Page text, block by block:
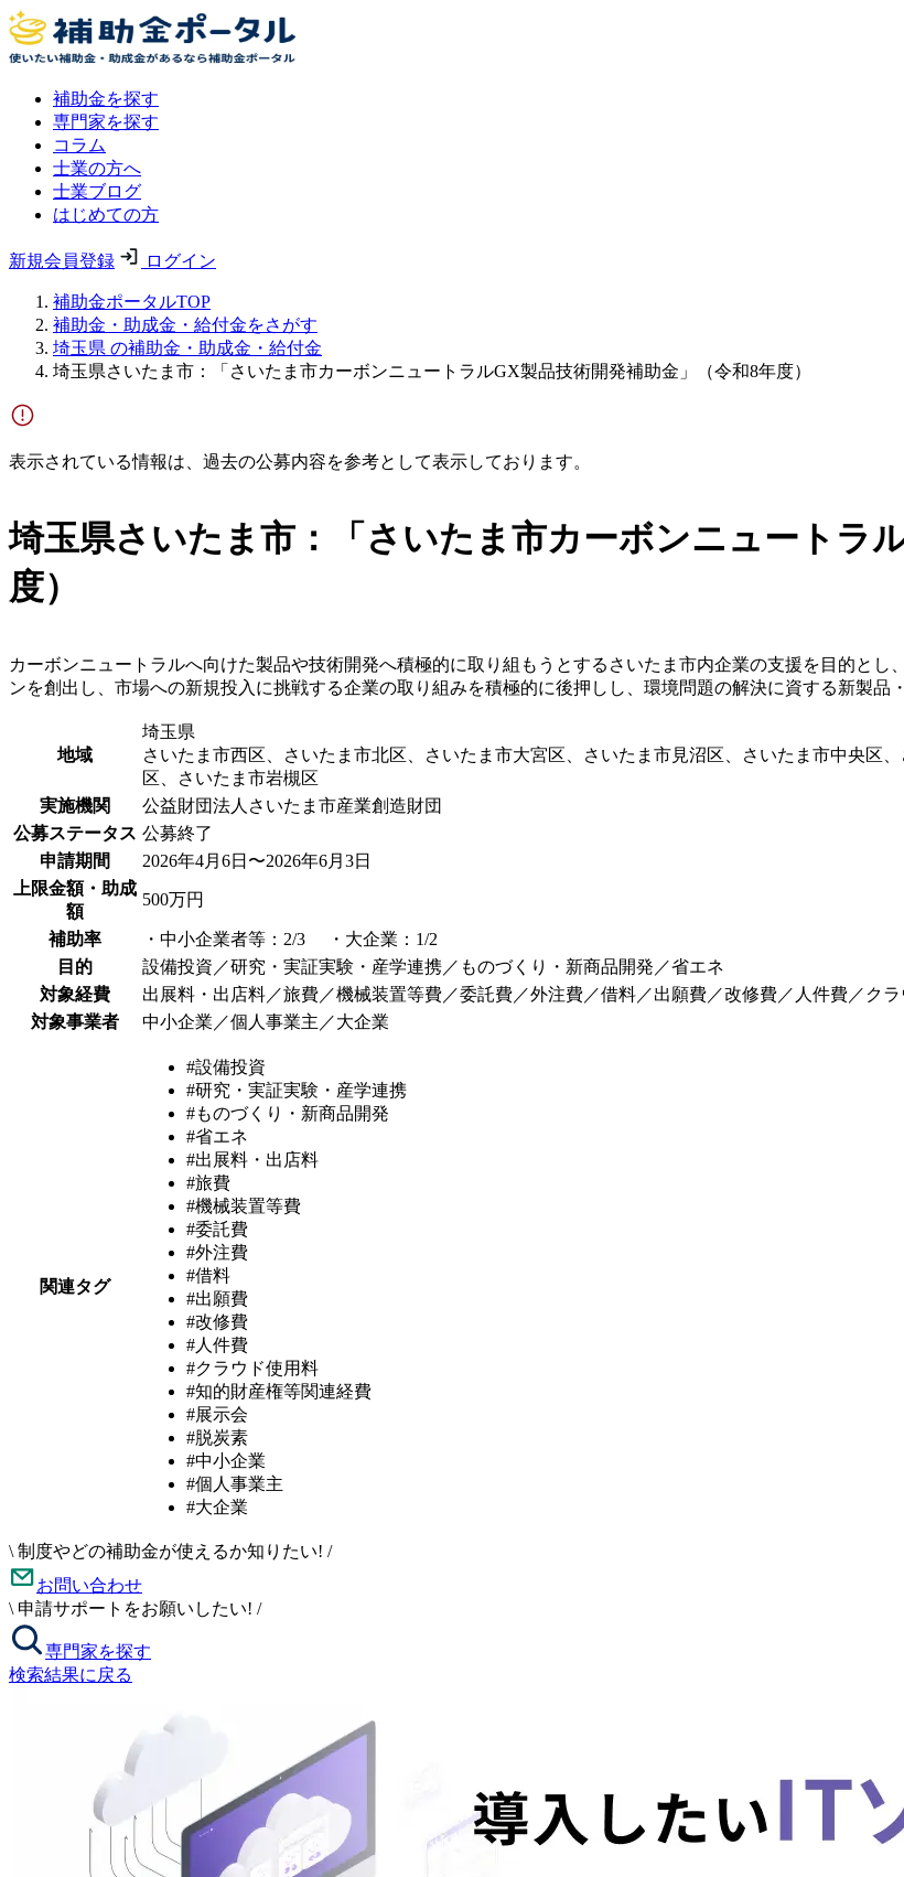
補助金を探す
専門家を探す
コラム
士業の方へ
士業ブログ
はじめての方
新規会員登録 ログイン
補助金ポータルTOP
補助金・助成金・給付金をさがす
埼玉県 の補助金・助成金・給付金
埼玉県さいたま市：「さいたま市カーボンニュートラルGX製品技術開発補助金」（令和8年度）
表示されている情報は、過去の公募内容を参考として表示しております。
埼玉県さいたま市：「さいたま市カーボンニュートラ
度）
カーボンニュートラルへ向けた製品や技術開発へ積極的に取り組もうとするさいたま市内企業の支援を目的と
ンを創出し、市場への新規投入に挑戦する企業の取り組みを積極的に後押しし、環境問題の解決に資する新製品
地域
埼玉県
さいたま市西区、さいたま市北区、さいたま市大宮区、さいたま市見沼区、さいたま市中央区
区、さいたま市岩槻区
実施機関
公益財団法人さいたま市産業創造財団
公募ステータス 公募終了
申請期間
2026年4月6日〜2026年6月3日
上限金額・助成
額
500万円
補助率
・中小企業者等：2/3 ・大企業：1/2
目的
設備投資／研究・実証実験・産学連携／ものづくり・新商品開発／省エネ
対象経費
出展料・出店料／旅費／機械装置等費／委託費／外注費／借料／出願費／改修費／人件費／ク
対象事業者
中小企業／個人事業主／大企業
関連タグ
#設備投資
#研究・実証実験・産学連携
#ものづくり・新商品開発
#省エネ
#出展料・出店料
#旅費
#機械装置等費
#委託費
#外注費
#借料
#出願費
#改修費
#人件費
#クラウド使用料
#知的財産権等関連経費
#展示会
#脱炭素
#中小企業
#個人事業主
#大企業
\ 制度やどの補助金が使えるか知りたい! /
お問い合わせ
\ 申請サポートをお願いしたい! /
専門家を探す
検索結果に戻る